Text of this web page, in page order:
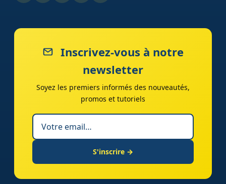
Inscrivez-vous à notre
newsletter
Soyez les premiers informés des nouveautés,
promos et tutoriels
S'inscrire →